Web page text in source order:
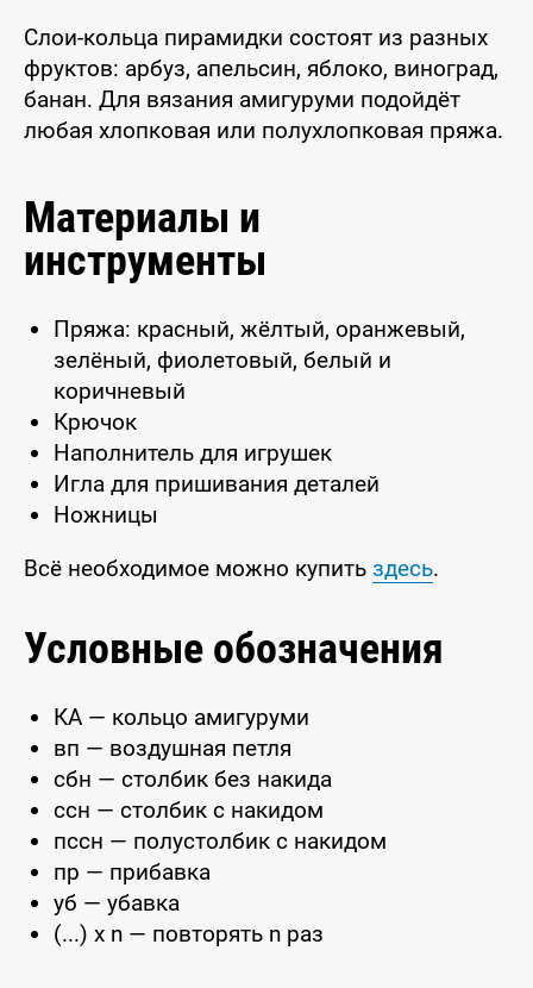
Слои-кольца пирамидки состоят из разных
фруктов: арбуз, апельсин, яблоко, виноград,
банан. Для вязания амигуруми подойдёт
любая хлопковая или полухлопковая пряжа.
Материалы и
инструменты
Пряжа: красный, жёлтый, оранжевый,
зелёный, фиолетовый, белый и
коричневый
Крючок
Наполнитель для игрушек
Игла для пришивания деталей
Ножницы
Всё необходимое можно купить здесь.
Условные обозначения
КА — кольцо амигуруми
вп — воздушная петля
сбн — столбик без накида
ссн — столбик с накидом
пссн — полустолбик с накидом
пр — прибавка
уб — убавка
(...) x n — повторять n раз